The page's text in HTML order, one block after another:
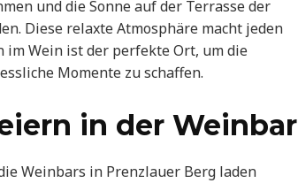
und die Sonne auf der Terrasse der
Diese relaxte Atmosphäre macht jeden
im Wein ist der perfekte Ort, um die
Momente zu schaffen.
in der Weinbar
Weinbars in Prenzlauer Berg laden